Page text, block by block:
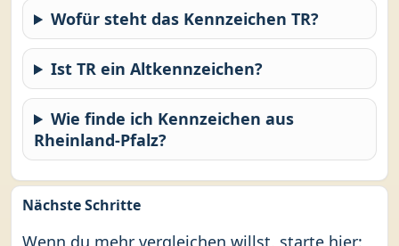
Wofür steht das Kennzeichen TR?
Ist TR ein Altkennzeichen?
Wie finde ich Kennzeichen aus
Rheinland-Pfalz?
Nächste Schritte
Wenn du mehr vergleichen willst, starte hier: